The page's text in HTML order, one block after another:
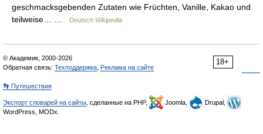
geschmacksgebenden Zutaten wie Früchten, Vanille, Kakao und
teilweise… …
Deutsch Wikipedia
18+
© Академик, 2000-2026
Обратная связь: Техподдержка Реклама на сайте
👣 Путешествия
Экспорт словарей на сайты , сделанные на PHP, Joomla,
Drupal,
WordPress, MODx.